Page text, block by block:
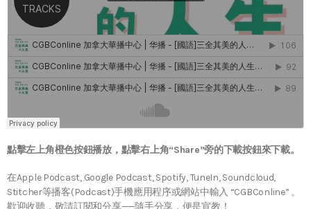
點擊左上角橙色按鈕播放，點擊右上角“Share”旁的下載按鈕來下載。
在Apple Podcast, Google Podcast, Spotify, TuneIn, Soundcloud,
Stitcher等播客(Podcast)手機應用程序或網站中輸入 “CGBConline” 。
歡迎收聽，敬請訂閱和分享——隨手分享，便是宣教！